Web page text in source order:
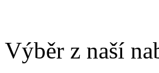
Výběr z naší